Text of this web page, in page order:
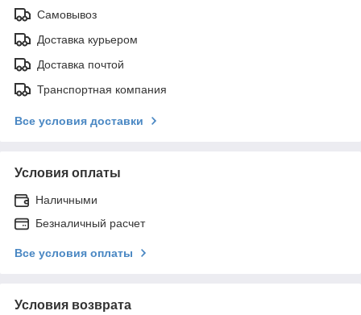
Самовывоз
Доставка курьером
Доставка почтой
Транспортная компания
Все условия доставки
Условия оплаты
Наличными
Безналичный расчет
Все условия оплаты
Условия возврата